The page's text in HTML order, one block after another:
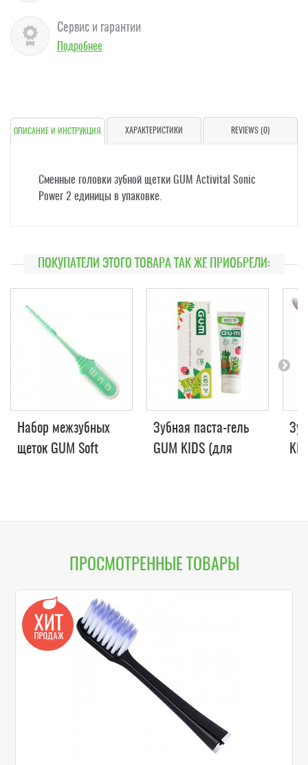
Сервис и гарантии
Подробнее
ОПИСАНИЕ И ИНСТРУКЦИЯ ХАРАКТЕРИСТИКИ REVIEWS (0)
Cменные головки зубной щетки GUM Activital Sonic
Power 2 единицы в упаковке.
ПОКУПАТЕЛИ ЭТОГО ТОВАРА ТАК ЖЕ ПРИОБРЕЛИ:
Набор межзубных
щеток GUM Soft
Зубная паста-гель
GUM KIDS (для
ПРОСМОТРЕННЫЕ ТОВАРЫ